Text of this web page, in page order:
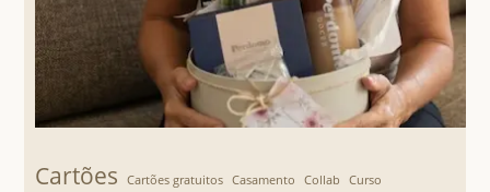
Cartões Cartões gratuitos Casamento Collab Curso